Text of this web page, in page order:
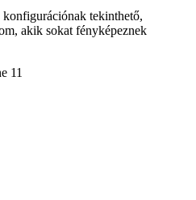
tekinthető,
akik sokat fényképeznek